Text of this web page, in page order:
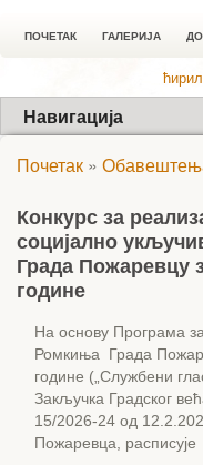
ПОЧЕТАК ГАЛЕРИЈА
Навигација
Почетак »
Конкурс за
социјално
Града Пожаревцу
године
На основу Програма
Ромкиња Града
године („Службени
Закључка Градског
15/2026-24 од
Пожаревца, расписује